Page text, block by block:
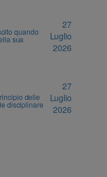
quando
sua
27
Luglio
2026
delle
disciplinare
27
Luglio
2026